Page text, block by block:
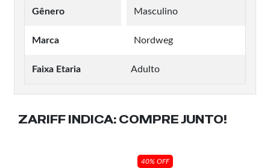
Gênero Masculino
Marca Nordweg
Faixa Etaria Adulto
ZARIFF INDICA: COMPRE JUNTO!
40% OFF